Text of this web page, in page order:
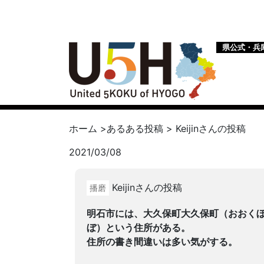
県公式・兵
ホーム >あるある投稿 > Keijinさんの投稿
2021/03/08
播磨 Keijinさんの投稿
明石市には、大久保町大久保町（おおく
ぼ）という住所がある。
住所の書き間違いは多い気がする。